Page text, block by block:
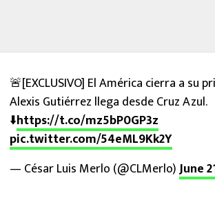
🚨[EXCLUSIVO] El América cierra a su
Alexis Gutiérrez llega desde Cruz Azul.
⬇️https://t.co/mz5bP0GP3z
pic.twitter.com/54eML9Kk2Y
— César Luis Merlo (@CLMerlo)June